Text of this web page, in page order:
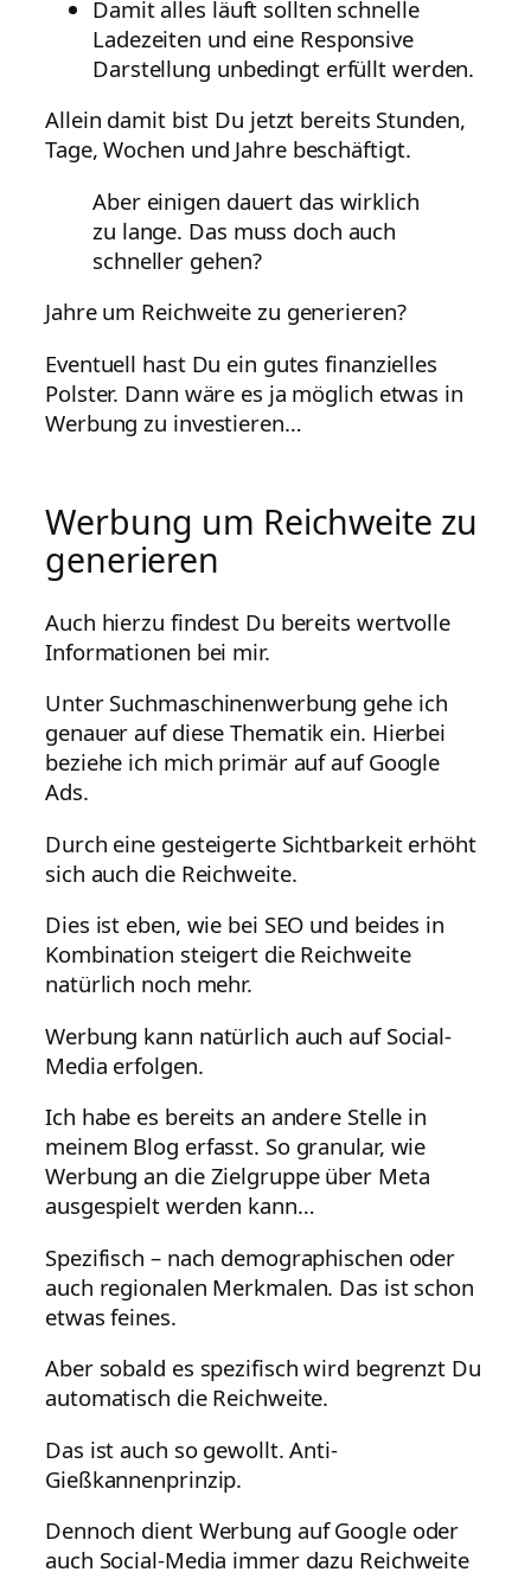
Damit alles läuft sollten schnelle
Ladezeiten und eine Responsive
Darstellung unbedingt erfüllt werden.
Allein damit bist Du jetzt bereits Stunden,
Tage, Wochen und Jahre beschäftigt.
Aber einigen dauert das wirklich
zu lange. Das muss doch auch
schneller gehen?
Jahre um Reichweite zu generieren?
Eventuell hast Du ein gutes finanzielles
Polster. Dann wäre es ja möglich etwas in
Werbung zu investieren…
Werbung um Reichweite zu
generieren
Auch hierzu findest Du bereits wertvolle
Informationen bei mir.
Unter Suchmaschinenwerbung gehe ich
genauer auf diese Thematik ein. Hierbei
beziehe ich mich primär auf auf Google
Ads.
Durch eine gesteigerte Sichtbarkeit erhöht
sich auch die Reichweite.
Dies ist eben, wie bei SEO und beides in
Kombination steigert die Reichweite
natürlich noch mehr.
Werbung kann natürlich auch auf Social-
Media erfolgen.
Ich habe es bereits an andere Stelle in
meinem Blog erfasst. So granular, wie
Werbung an die Zielgruppe über Meta
ausgespielt werden kann…
Spezifisch – nach demographischen oder
auch regionalen Merkmalen. Das ist schon
etwas feines.
Aber sobald es spezifisch wird begrenzt Du
automatisch die Reichweite.
Das ist auch so gewollt. Anti-
Gießkannenprinzip.
Dennoch dient Werbung auf Google oder
auch Social-Media immer dazu Reichweite